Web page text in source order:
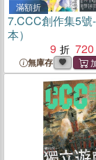
滿額折
7.CCC創作集5號
本）
9
720
無庫存